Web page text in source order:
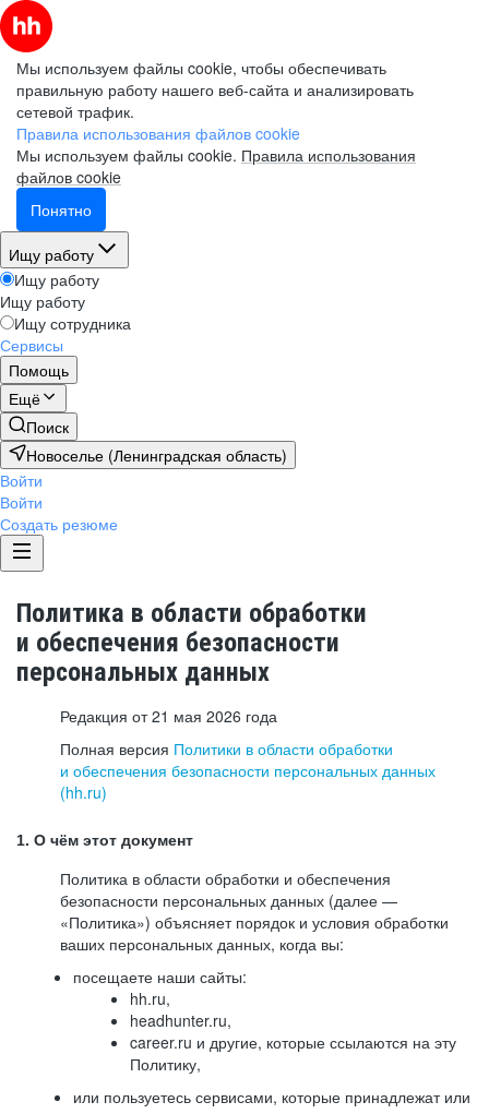
Мы используем файлы cookie, чтобы обеспечивать
правильную работу нашего веб-сайта и анализировать
сетевой трафик.
Правила использования файлов cookie
Мы используем файлы cookie. Правила использования
файлов cookie
Понятно
Ищу работу
Ищу работу
Ищу работу
Ищу сотрудника
Сервисы
Помощь
Ещё
Поиск
Новоселье (Ленинградская область)
Войти
Войти
Создать резюме
Политика в области обработки
и обеспечения безопасности
персональных данных
Редакция от 21 мая 2026 года
Полная версия Политики в области обработки
и обеспечения безопасности персональных данных
(hh.ru)
1. О чём этот документ
Политика в области обработки и обеспечения
безопасности персональных данных (далее —
«Политика») объясняет порядок и условия обработки
ваших персональных данных, когда вы:
посещаете наши сайты:
hh.ru,
headhunter.ru,
career.ru и другие, которые ссылаются на эту
Политику,
или пользуетесь сервисами, которые принадлежат или